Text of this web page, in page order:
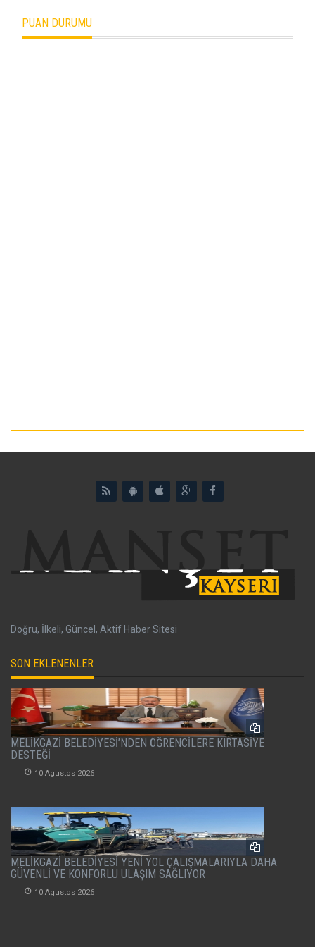
PUAN DURUMU
Doğru, İlkeli, Güncel, Aktif Haber Sitesi
SON EKLENENLER
MELİKGAZİ BELEDİYESİ’NDEN ÖĞRENCİLERE KIRTASİYE
DESTEĞİ
10 Agustos 2026
MELİKGAZİ BELEDİYESİ YENİ YOL ÇALIŞMALARIYLA DAHA
GÜVENLİ VE KONFORLU ULAŞIM SAĞLIYOR
10 Agustos 2026